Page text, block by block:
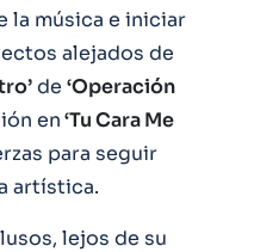
la música e iniciar
alejados de
de ‘Operación
en‘Tu Cara Me
para seguir
artística.
lejos de su